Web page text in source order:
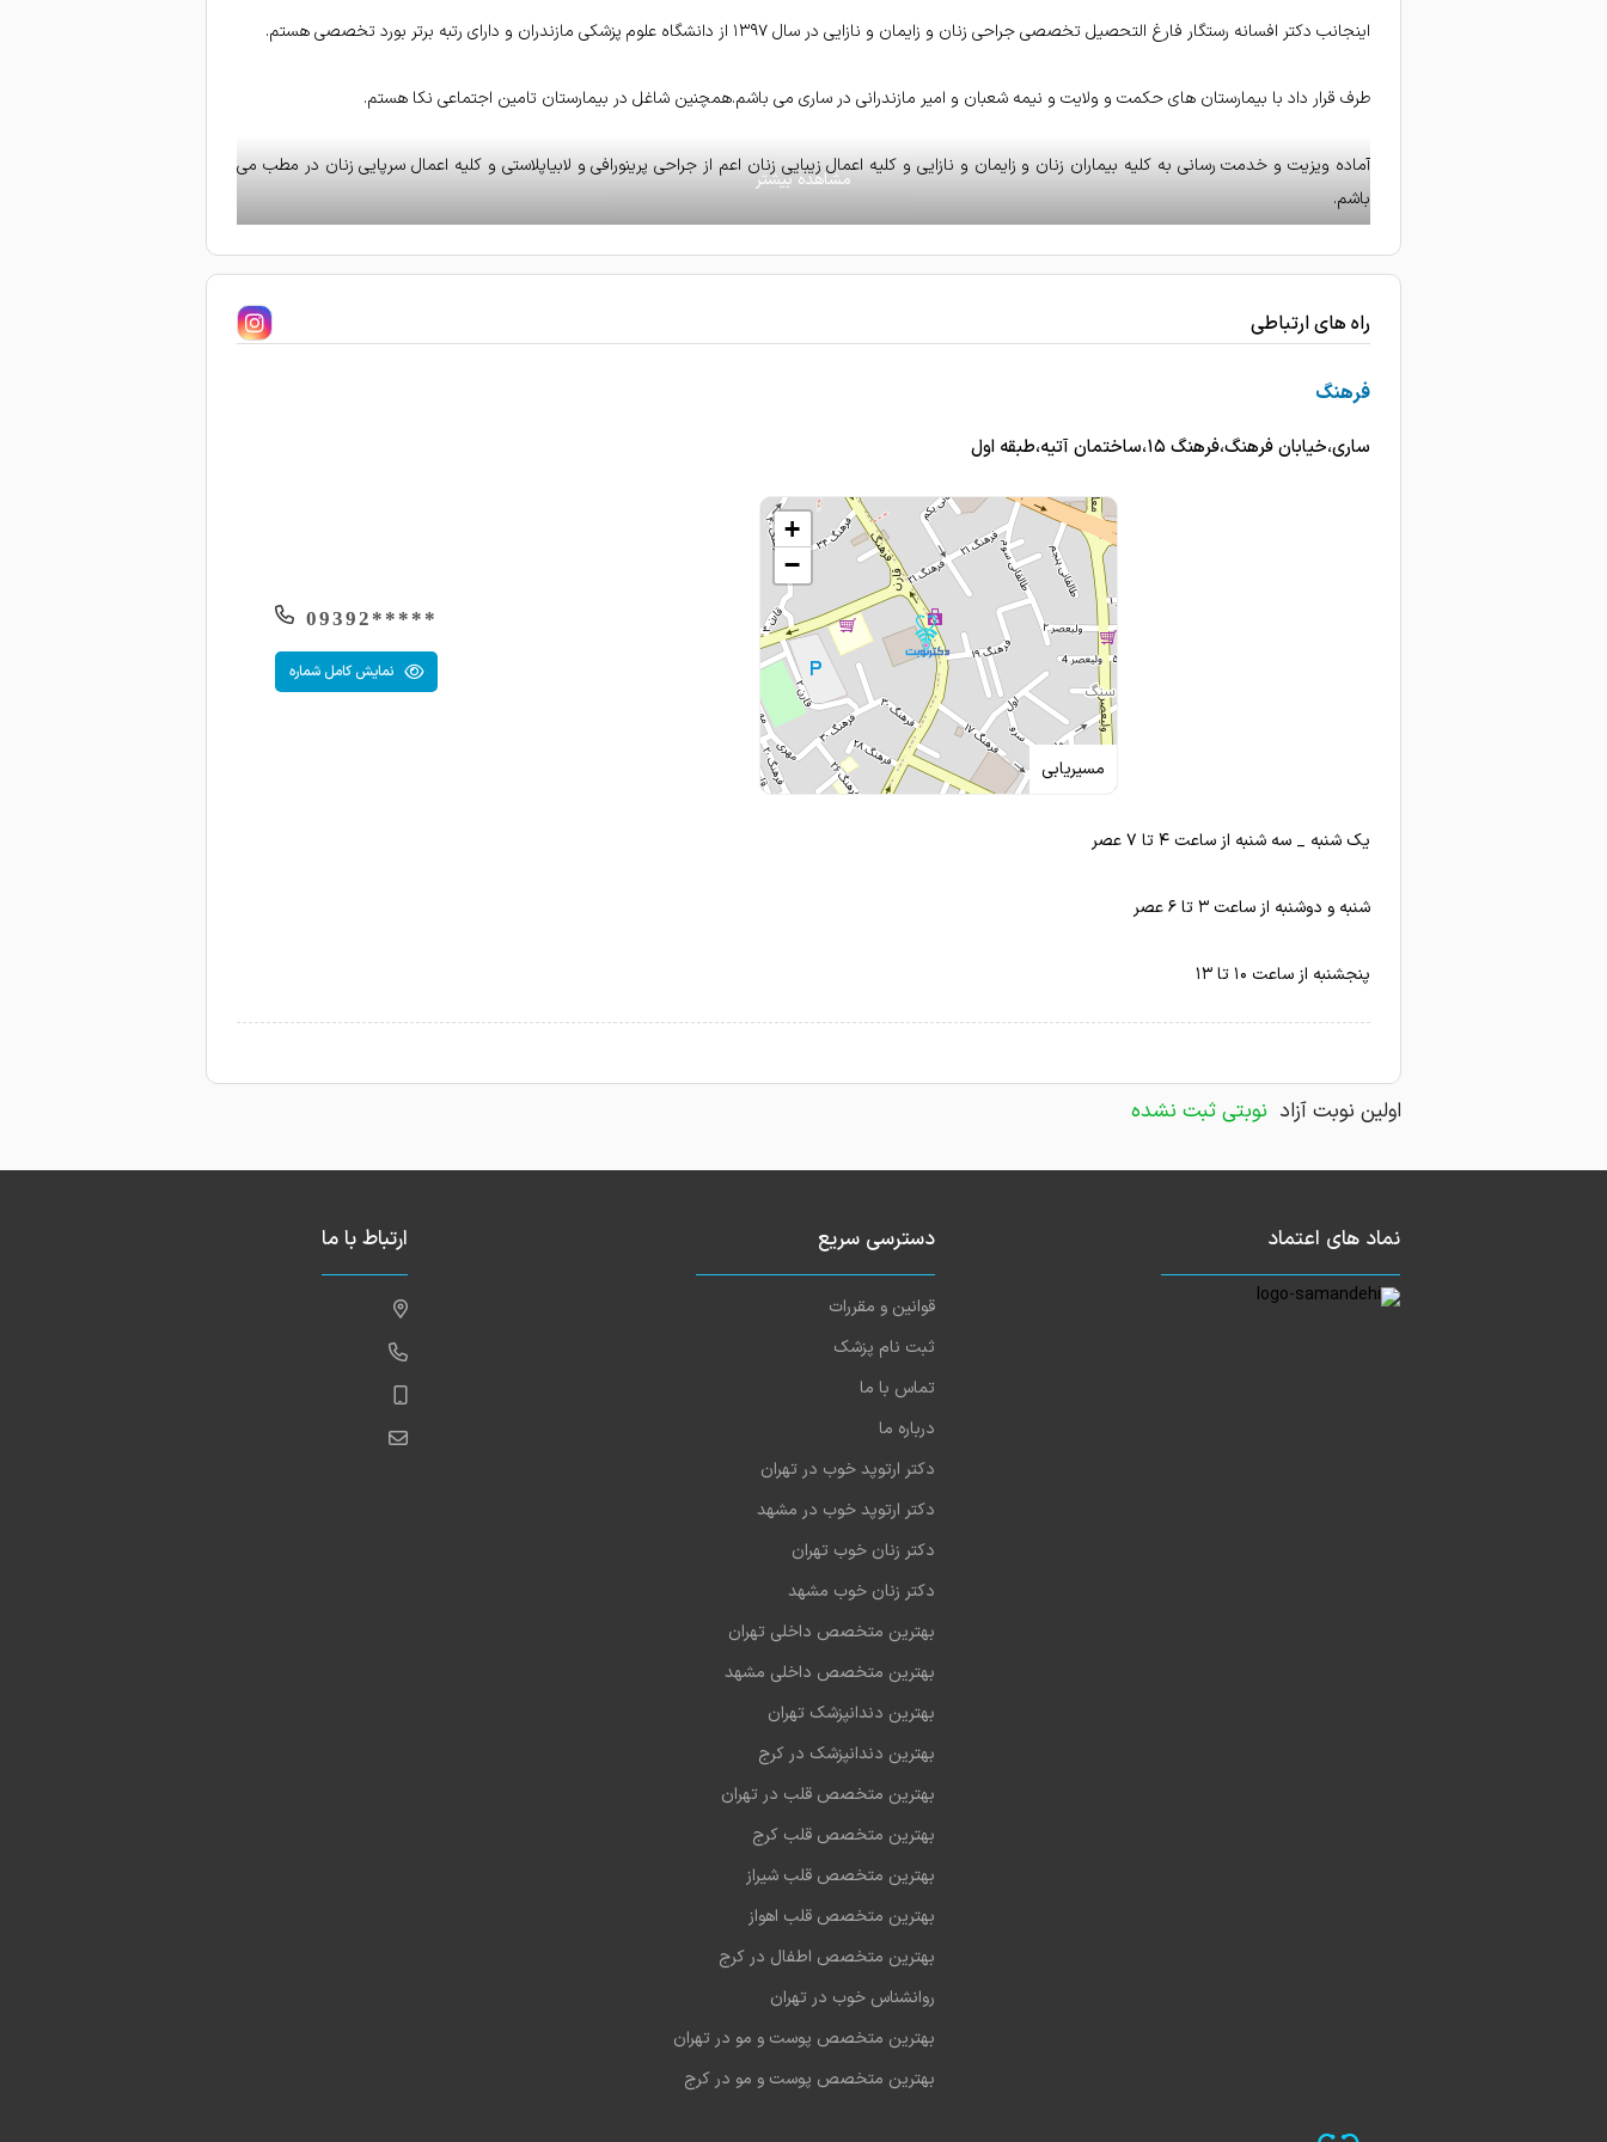
اولین نوبت آزاد نوبتی ثبت نشده
اینجانب دکتر افسانه رستگار فارغ التحصیل تخصصی جراحی زنان و زایمان و نازایی در سال ۱۳۹۷ از دانشگاه علوم پزشکی مازندران و دارای رتبه برتر بورد تخصصی هستم.
طرف قرار داد با بیمارستان های حکمت و ولایت و نیمه شعبان و امیر مازندرانی در ساری می باشم.همچنین شاغل در بیمارستان تامین اجتماعی نکا هستم.
آماده ویزیت و خدمت رسانی به کلیه بیماران زنان و زایمان و نازایی و کلیه اعمال زیبایی زنان اعم از جراحی پرینورافی و لابیاپلاستی و کلیه اعمال سرپایی زنان در مطب می
باشم.
راه های ارتباطی
فرهنگ
ساری،خیابان فرهنگ،فرهنگ ۱۵،ساختمان آتیه،طبقه اول
مسیریابی
+
−
*****09392
نمایش کامل شماره
یک شنبه _ سه شنبه از ساعت ۴ تا ۷ عصر
شنبه و دوشنبه از ساعت ۳ تا ۶ عصر
پنجشنبه از ساعت ۱۰ تا ۱۳
نماد های اعتماد دسترسی سریع
قوانین و مقررات
ثبت نام پزشک
تماس با ما
درباره ما
دکتر ارتوپد خوب در تهران
دکتر ارتوپد خوب در مشهد
دکتر زنان خوب تهران
دکتر زنان خوب مشهد
بهترین متخصص داخلی تهران
بهترین متخصص داخلی مشهد
بهترین دندانپزشک تهران
بهترین دندانپزشک در کرج
بهترین متخصص قلب در تهران
بهترین متخصص قلب کرج
بهترین متخصص قلب شیراز
بهترین متخصص قلب اهواز
بهترین متخصص اطفال در کرج
روانشناس خوب در تهران
بهترین متخصص پوست و مو در تهران
بهترین متخصص پوست و مو در کرج
ارتباط با ما